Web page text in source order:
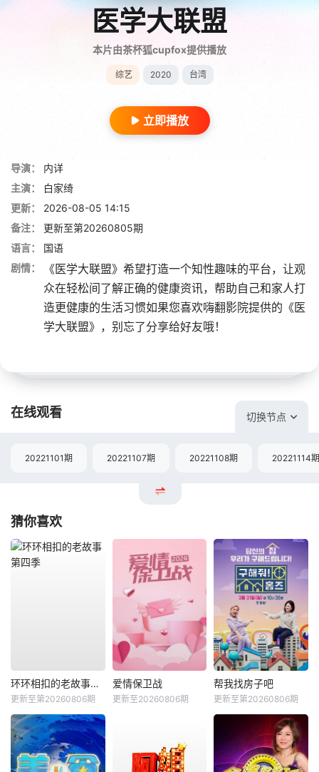
医学大联盟
本片由茶杯狐cupfox提供播放
综艺 2020 台湾
立即播放
导演：
内详
主演：
白家绮
更新：
2026-08-05 14:15
备注：
更新至第20260805期
语言：
国语
剧情：
《医学大联盟》希望打造一个知性趣味的平台，让观
众在轻松间了解正确的健康资讯，帮助自己和家人打
造更健康的生活习惯如果您喜欢嗨翻影院提供的《医
学大联盟》，别忘了分享给好友哦！
在线观看 切换节点
20221101期 20221107期 20221108期 20221114期
猜你喜欢
环环相扣的老故事第四季
更新至第20260806期
爱情保卫战
更新至20260806期
帮我找房子吧
更新至第20260806期